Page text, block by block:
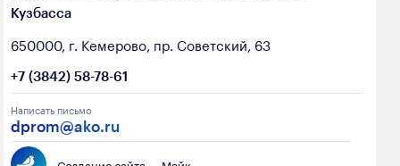
Кузбасса
650000, г. Кемерово, пр. Советский, 63
+7 (3842) 58-78-61
Написать письмо
dprom@ako.ru